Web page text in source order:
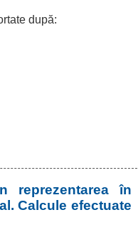
după:
reprezentarea în
Calcule efectuate